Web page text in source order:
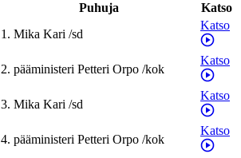
Puhuja
Katso
1. Mika Kari /sd
Katso
2. pääministeri Petteri Orpo /kok
Katso
3. Mika Kari /sd
Katso
4. pääministeri Petteri Orpo /kok
Katso